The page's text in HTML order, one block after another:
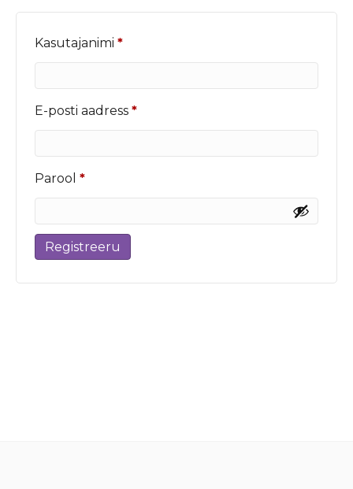
Kasutajanimi *Nõutud
E-posti aadress *Nõutud
Parool *Nõutud
Registreeru